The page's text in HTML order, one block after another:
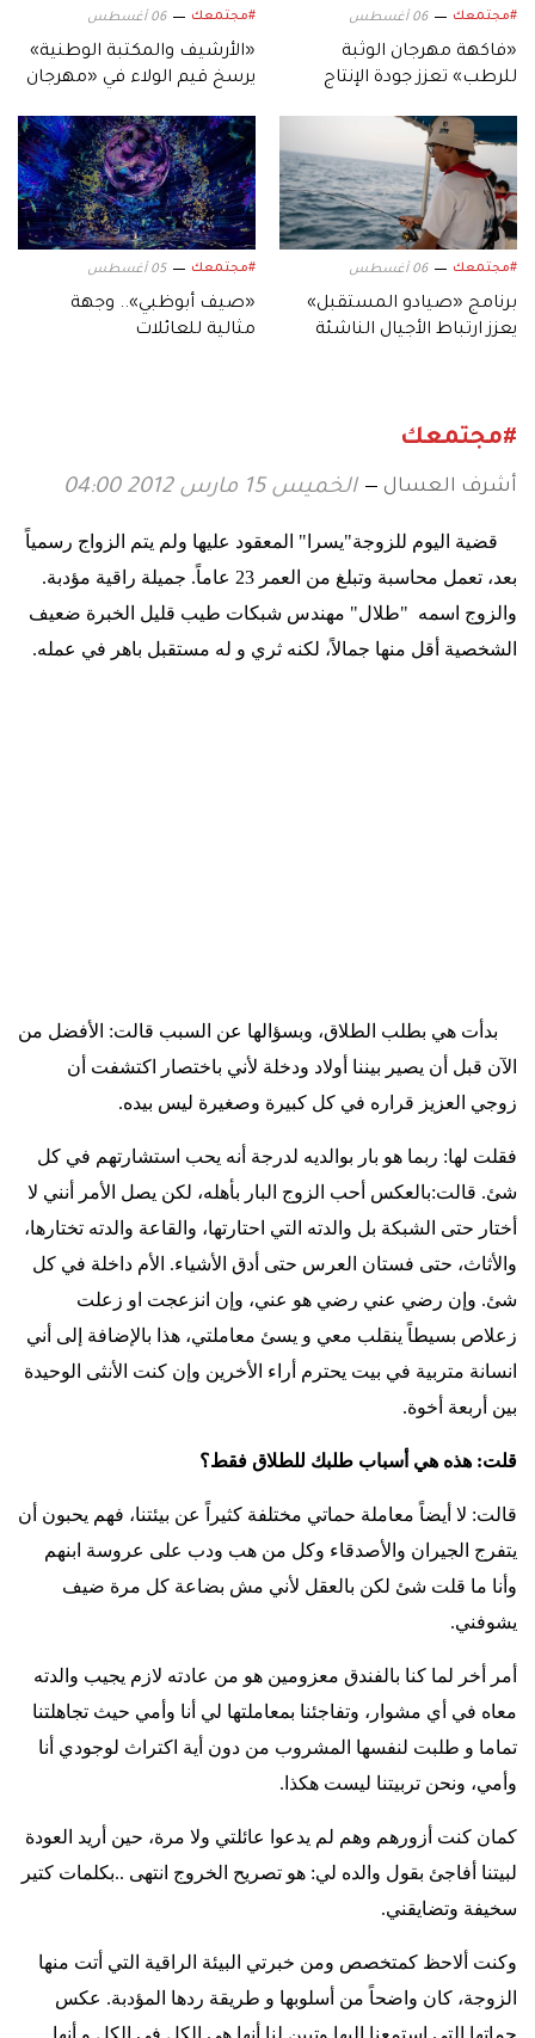
#مجتمعك 06 أغسطس
«فاكهة مهرجان الوثبة
للرطب» تعزز جودة الإنتاج
#مجتمعك 06 أغسطس
«الأرشيف والمكتبة الوطنية»
يرسخ قيم الولاء في «مهرجان
#مجتمعك 06 أغسطس
برنامج «صيادو المستقبل»
يعزز ارتباط الأجيال الناشئة
#مجتمعك 05 أغسطس
«صيف أبوظبي».. وجهة
مثالية للعائلات
#مجتمعك
أشرف العسال الخميس 15 مارس 2012 04:00
قضية اليوم للزوجة"يسرا" المعقود عليها ولم يتم الزواج رسمياً
بعد، تعمل محاسبة وتبلغ من العمر 23 عاماً. جميلة راقية مؤدبة.
والزوج اسمه "طلال" مهندس شبكات طيب قليل الخبرة ضعيف
الشخصية أقل منها جمالاً، لكنه ثري و له مستقبل باهر في عمله.
بدأت هي بطلب الطلاق، وبسؤالها عن السبب قالت: الأفضل من
الآن قبل أن يصير بيننا أولاد ودخلة لأني باختصار اكتشفت أن
زوجي العزيز قراره في كل كبيرة وصغيرة ليس بيده.
فقلت لها: ربما هو بار بوالديه لدرجة أنه يحب استشارتهم في كل
شئ. قالت:بالعكس أحب الزوج البار بأهله، لكن يصل الأمر أنني لا
أختار حتى الشبكة بل والدته التي احتارتها، والقاعة والدته تختارها،
والأثاث، حتى فستان العرس حتى أدق الأشياء. الأم داخلة في كل
شئ. وإن رضي عني رضي هو عني، وإن انزعجت او زعلت
زعلاص بسيطاً ينقلب معي و يسئ معاملتي، هذا بالإضافة إلى أني
انسانة متربية في بيت يحترم أراء الأخرين وإن كنت الأنثى الوحيدة
بين أربعة أخوة.
قلت: هذه هي أسباب طلبك للطلاق فقط؟
قالت: لا أيضاً معاملة حماتي مختلفة كثيراً عن بيئتنا، فهم يحبون أن
يتفرج الجيران والأصدقاء وكل من هب ودب على عروسة ابنهم
وأنا ما قلت شئ لكن بالعقل لأني مش بضاعة كل مرة ضيف
يشوفني.
أمر أخر لما كنا بالفندق معزومين هو من عادته لازم يجيب والدته
معاه في أي مشوار، وتفاجئنا بمعاملتها لي أنا وأمي حيث تجاهلتنا
تماما و طلبت لنفسها المشروب من دون أية اكتراث لوجودي أنا
وأمي، ونحن تربيتنا ليست هكذا .
كمان كنت أزورهم وهم لم يدعوا عائلتي ولا مرة، حين أريد العودة
لبيتنا أفاجئ بقول والده لي: هو تصريح الخروج انتهى ..بكلمات كتير
سخيفة وتضايقني.
وكنت ألاحظ كمتخصص ومن خبرتي البيئة الراقية التي أتت منها
الزوجة، كان واضحاً من أسلوبها و طريقة ردها المؤدبة. عكس
حماتها التي استمعنا إليها وتبين لنا أنها هي الكل في الكل و أنها